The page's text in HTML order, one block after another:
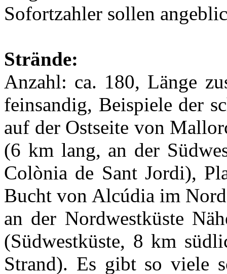
Sofortzahler sollen
Strände:
Anzahl: ca. 180, Länge
feinsandig, Beispiele der
auf der Ostseite von
(6 km lang, an der
Colònia de Sant Jordi),
Bucht von Alcúdia im
an der Nordwestküste
(Südwestküste, 8 km
Strand). Es gibt so viele